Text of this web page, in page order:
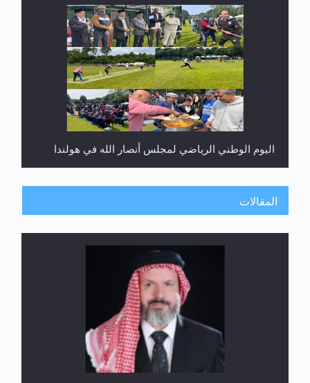
إتمام حفظ القرآن الكريم لثلاثة طلاب من مدرسة الحفظ
في غانا
حفل توزيع الشهادات في الجامعة الأحمدية بنيجيريا لعام
المقالات